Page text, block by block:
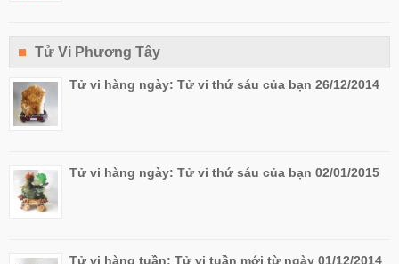
Tử Vi Phương Tây
Tử vi hàng ngày: Tử vi thứ sáu của bạn 26/12/2014
Tử vi hàng ngày: Tử vi thứ sáu của bạn 02/01/2015
Tử vi hàng tuần: Tử vi tuần mới từ ngày 01/12/2014